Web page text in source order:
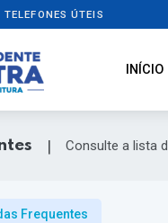
TELEFONES ÚTEIS
INÍCIO
| Consulte a lista
Frequentes